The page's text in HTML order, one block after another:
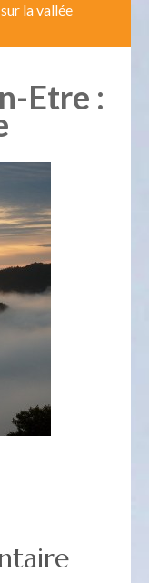
la vallée
Etre :